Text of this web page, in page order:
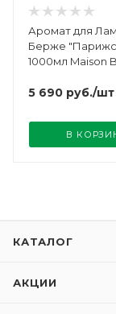
Аромат для
Берже
1000мл Maison
5 690 руб./шт
В
КАТАЛОГ
АКЦИИ